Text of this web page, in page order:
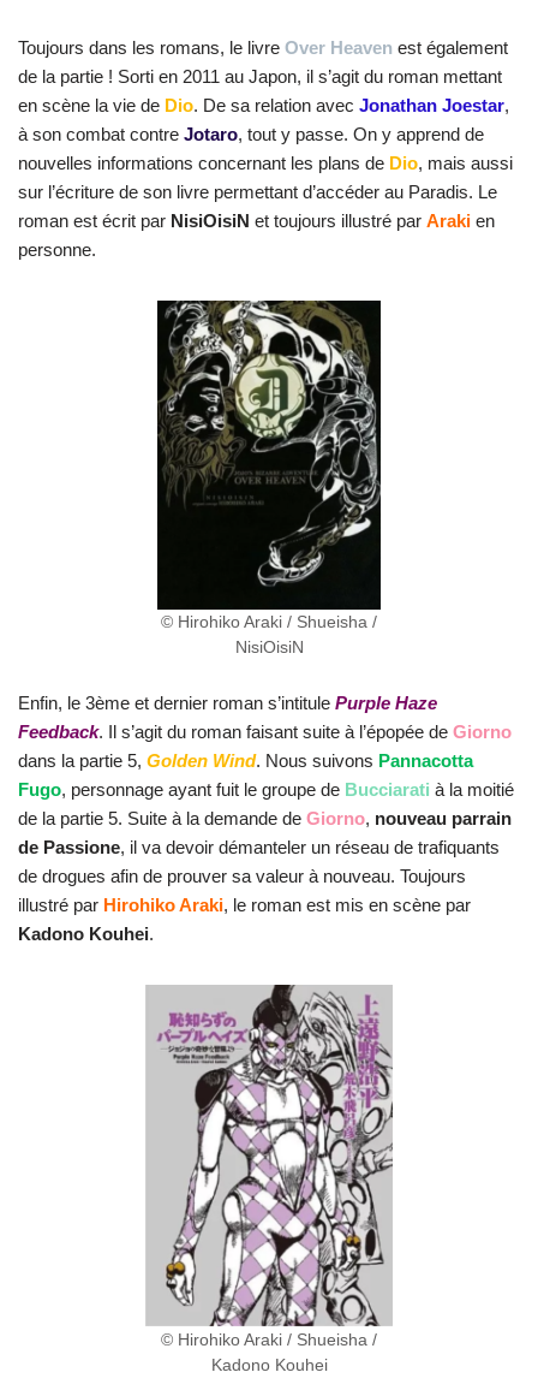
Toujours dans les romans, le livre Over Heaven est également
de la partie ! Sorti en 2011 au Japon, il s’agit du roman mettant
en scène la vie de Dio. De sa relation avec Jonathan Joestar,
à son combat contre Jotaro, tout y passe. On y apprend de
nouvelles informations concernant les plans de Dio, mais aussi
sur l’écriture de son livre permettant d’accéder au Paradis. Le
roman est écrit par NisiOisiN et toujours illustré par Araki en
personne.
© Hirohiko Araki / Shueisha /
NisiOisiN
Enfin, le 3ème et dernier roman s’intitule Purple Haze
Feedback. Il s’agit du roman faisant suite à l’épopée de Giorno
dans la partie 5, Golden Wind. Nous suivons Pannacotta
Fugo, personnage ayant fuit le groupe de Bucciarati à la moitié
de la partie 5. Suite à la demande de Giorno, nouveau parrain
de Passione, il va devoir démanteler un réseau de trafiquants
de drogues afin de prouver sa valeur à nouveau. Toujours
illustré par Hirohiko Araki, le roman est mis en scène par
Kadono Kouhei.
© Hirohiko Araki / Shueisha /
Kadono Kouhei